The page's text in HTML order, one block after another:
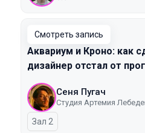
Смотреть запись
Аквариум и Кроно: как
дизайнер отстал от
Сеня Пугач
Студия Артемия
Зал 2